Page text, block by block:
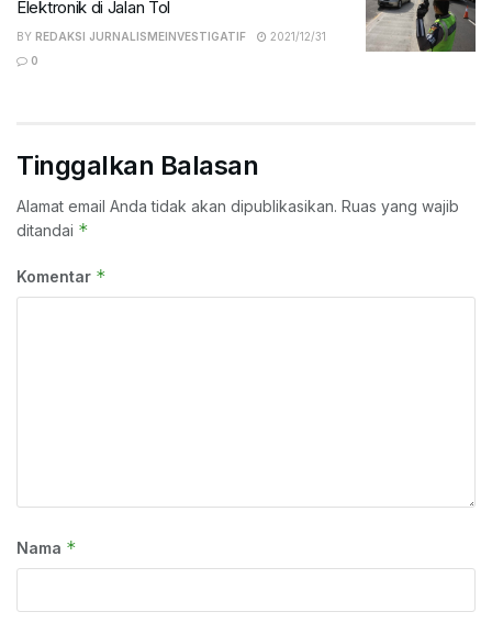
Elektronik di Jalan Tol
BY REDAKSI JURNALISMEINVESTIGATIF
2021/12/31
0
Tinggalkan Balasan
Alamat email Anda tidak akan dipublikasikan. Ruas yang wajib
ditandai *
Komentar *
Nama *